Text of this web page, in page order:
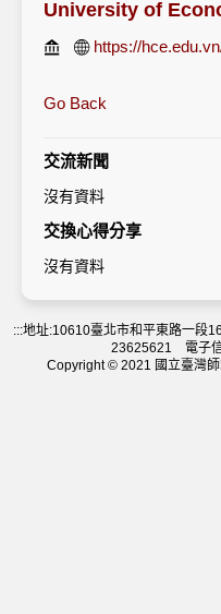
University of
https://
Go Back
交流新聞
沒有資料
交換心得分享
沒有資料
:::地址:10610臺北市和平東路一
23625621 電子
Copyright © 2021 國立臺灣